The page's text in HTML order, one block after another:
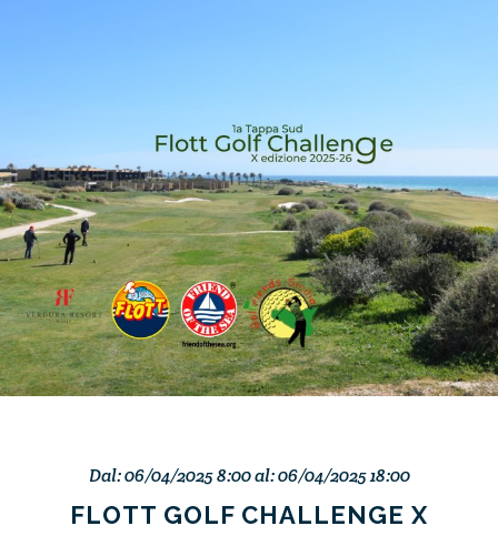
Dal: 06/04/2025 8:00 al: 06/04/2025 18:00
FLOTT GOLF CHALLENGE X